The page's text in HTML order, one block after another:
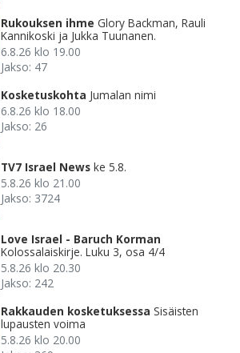
Rukouksen ihme Glory Backman, Rauli
Kannikoski ja Jukka Tuunanen.
6.8.26 klo 19.00
Jakso: 47
Kosketuskohta Jumalan nimi
6.8.26 klo 18.00
Jakso: 26
TV7 Israel News ke 5.8.
5.8.26 klo 21.00
Jakso: 3724
Love Israel - Baruch Korman
Kolossalaiskirje. Luku 3, osa 4/4
5.8.26 klo 20.30
Jakso: 242
Rakkauden kosketuksessa Sisäisten
lupausten voima
5.8.26 klo 20.00